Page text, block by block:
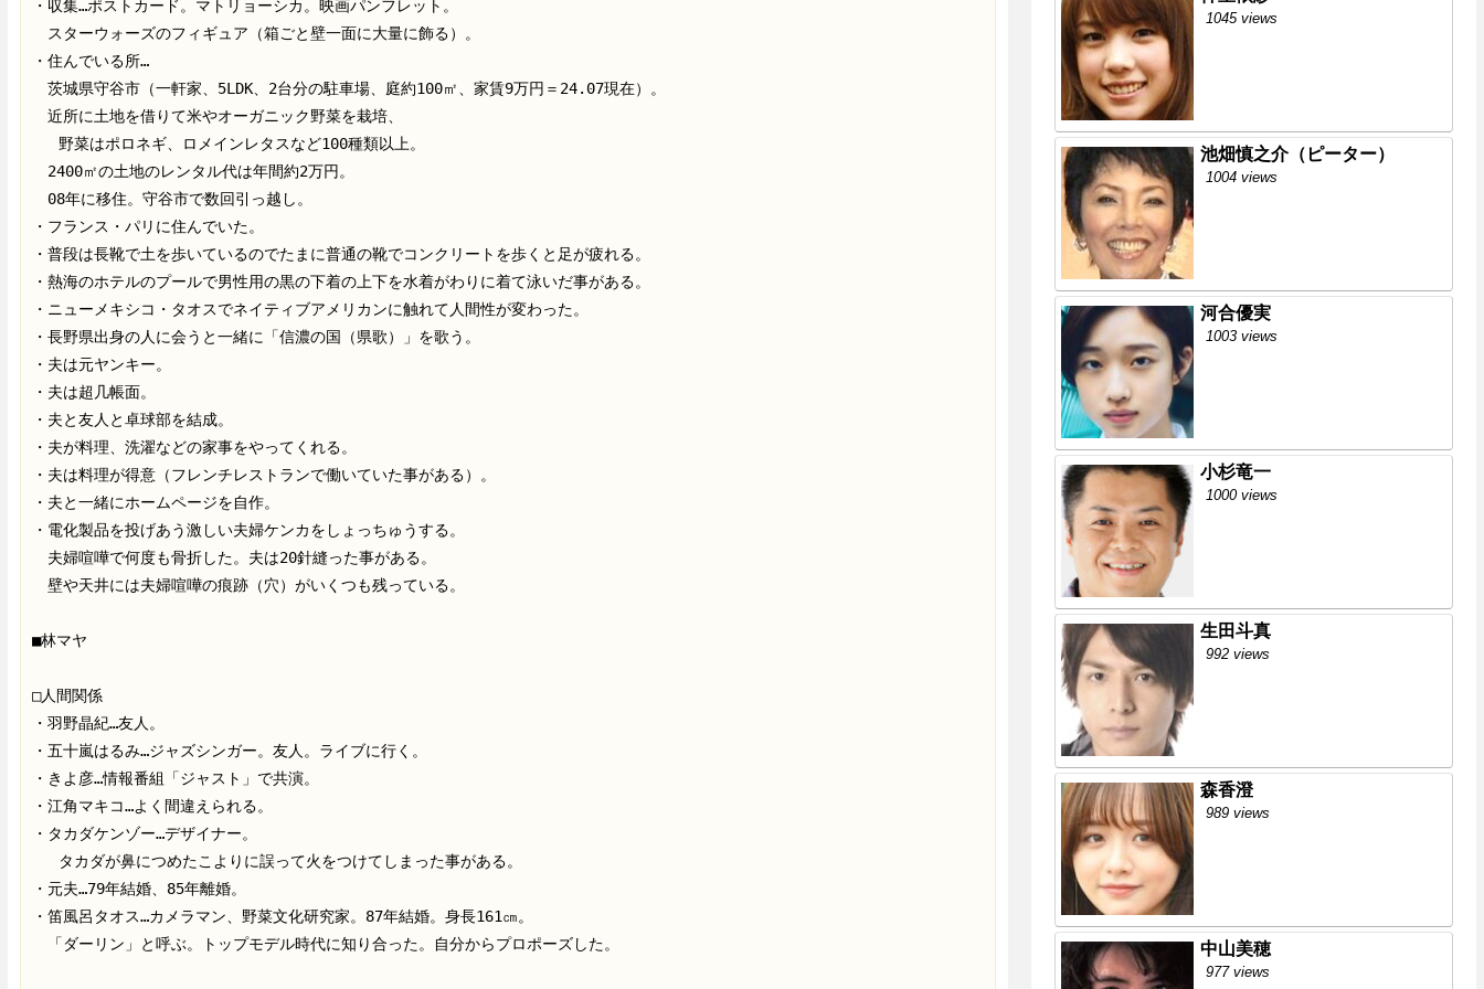
・収集…ポストカード。マトリョーシカ。映画パンフレット。
スターウォーズのフィギュア（箱ごと壁一面に大量に飾る）。
・住んでいる所…
茨城県守谷市（一軒家、5LDK、2台分の駐車場、庭約100㎡、家賃9万円＝24.07現在）。
近所に土地を借りて米やオーガニック野菜を栽培、
   野菜はポロネギ、ロメインレタスなど100種類以上。
2400㎡の土地のレンタル代は年間約2万円。
08年に移住。守谷市で数回引っ越し。
・フランス・パリに住んでいた。
・普段は長靴で土を歩いているのでたまに普通の靴でコンクリートを歩くと足が疲れる。
・熱海のホテルのプールで男性用の黒の下着の上下を水着がわりに着て泳いだ事がある。
・ニューメキシコ・タオスでネイティブアメリカンに触れて人間性が変わった。
・長野県出身の人に会うと一緒に「信濃の国（県歌）」を歌う。
・夫は元ヤンキー。
・夫は超几帳面。
・夫と友人と卓球部を結成。
・夫が料理、洗濯などの家事をやってくれる。
・夫は料理が得意（フレンチレストランで働いていた事がある）。
・夫と一緒にホームページを自作。
・電化製品を投げあう激しい夫婦ケンカをしょっちゅうする。
夫婦喧嘩で何度も骨折した。夫は20針縫った事がある。
壁や天井には夫婦喧嘩の痕跡（穴）がいくつも残っている。
■林マヤ
□人間関係
・羽野晶紀…友人。
・五十嵐はるみ…ジャズシンガー。友人。ライブに行く。
・きよ彦…情報番組「ジャスト」で共演。
・江角マキコ…よく間違えられる。
・タカダケンゾー…デザイナー。
   タカダが鼻につめたこよりに誤って火をつけてしまった事がある。
・元夫…79年結婚、85年離婚。
・笛風呂タオス…カメラマン、野菜文化研究家。87年結婚。身長161㎝。
「ダーリン」と呼ぶ。トップモデル時代に知り合った。自分からプロポーズした。
1045 views
池畑慎之介（ピーター）
1004 views
河合優実
1003 views
小杉竜一
1000 views
生田斗真
992 views
森香澄
989 views
中山美穂
977 views